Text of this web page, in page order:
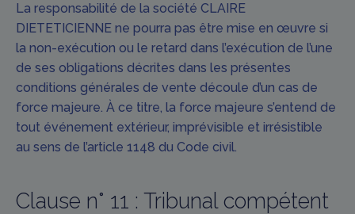
La responsabilité de la société CLAIRE
DIETETICIENNE ne pourra pas être mise en œuvre si
la non-exécution ou le retard dans l’exécution de l’une
de ses obligations décrites dans les présentes
conditions générales de vente découle d’un cas de
force majeure. À ce titre, la force majeure s’entend de
tout événement extérieur, imprévisible et irrésistible
au sens de l’article 1148 du Code civil.
Clause n° 11 : Tribunal compétent